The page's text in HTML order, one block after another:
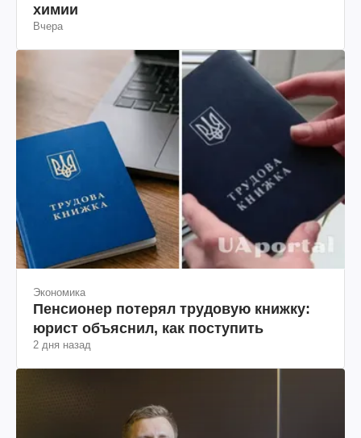
химии
Вчера
Экономика
Пенсионер потерял трудовую книжку:
юрист объяснил, как поступить
2 дня назад